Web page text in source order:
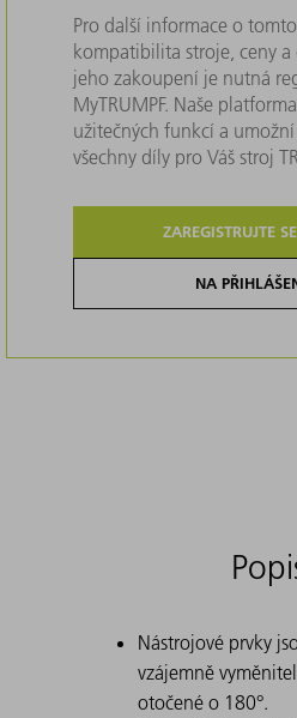
Pro další informace o
kompatibilita stroje, ceny
jeho zakoupení je nutná
MyTRUMPF. Naše
užitečných funkcí a
všechny díly pro Váš stroj
ZAREGISTRUJTE
NA
Nástrojové prvky
vzájemně
otočené o 180°.